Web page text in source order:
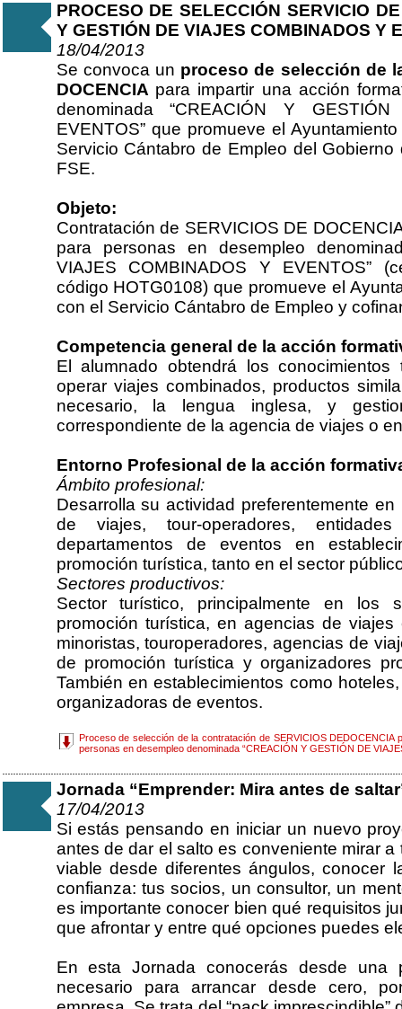
PROCESO DE SELECCIÓN SERVICIO
Y GESTIÓN DE VIAJES COMBINADOS Y
18/04/2013
Se convoca un proceso de selección de
DOCENCIA para impartir una acción
denominada “CREACIÓN Y
EVENTOS” que promueve el
Servicio Cántabro de Empleo del
FSE.
Objeto:
Contratación de SERVICIOS DE
para personas en desempleo
VIAJES COMBINADOS Y EVENTOS”
código HOTG0108) que promueve el
con el Servicio Cántabro de Empleo y
Competencia general de la acción
El alumnado obtendrá los
operar viajes combinados, productos
necesario, la lengua inglesa, y
correspondiente de la agencia de viajes o
Entorno Profesional de la acción
Ámbito profesional:
Desarrolla su actividad preferentemente
de viajes, tour-operadores,
departamentos de eventos en
promoción turística, tanto en el sector
Sectores productivos:
Sector turístico, principalmente en los
promoción turística, en agencias de
minoristas, touroperadores, agencias de
de promoción turística y organizadores
También en establecimientos como
organizadoras de eventos.
Proceso de selección de la contratación de SERVICIOS DEDOCENCIA
personas en desempleo denominada “CREACIÓN Y GESTIÓN DE
Jornada “Emprender: Mira antes de
17/04/2013
Si estás pensando en iniciar un nuevo
antes de dar el salto es conveniente mirar
viable desde diferentes ángulos, conocer
confianza: tus socios, un consultor, un
es importante conocer bien qué requisitos
que afrontar y entre qué opciones puedes
En esta Jornada conocerás desde una
necesario para arrancar desde cero,